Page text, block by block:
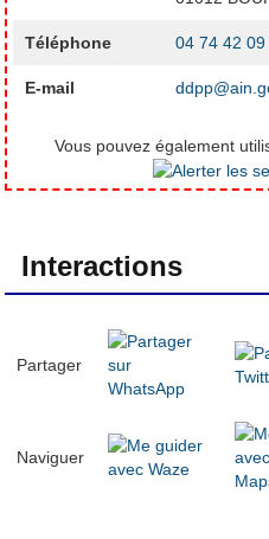
Téléphone 04 74 42 09
E-mail
Vous pouvez également
Interactions
Partager
Naviguer